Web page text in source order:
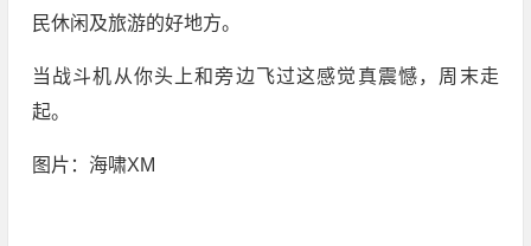
民休闲及旅游的好地方。
当战斗机从你头上和旁边飞过这感觉真震憾，周末走
起。
图片：海啸XM